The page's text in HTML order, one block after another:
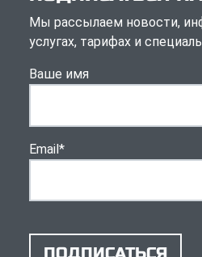
Мы рассылаем новости,
услугах, тарифах и
Ваше имя
Email*